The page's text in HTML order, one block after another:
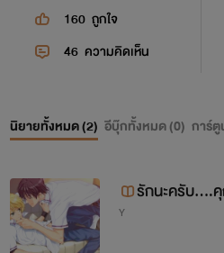
160 ถูกใจ
46 ความคิดเห็น
นิยายทั้งหมด (2) อีบุ๊กทั้งหมด (0) การ์
รักนะครับ
Y